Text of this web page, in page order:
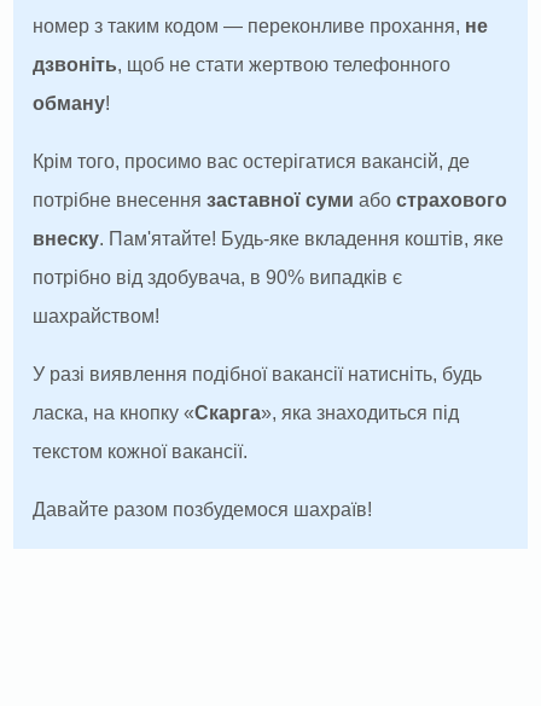
номер з таким кодом — переконливе прохання, не
дзвоніть, щоб не стати жертвою телефонного
обману!
Крім того, просимо вас остерігатися вакансій, де
потрібне внесеннязаставної суми абострахового
внеску. Пам'ятайте! Будь-яке вкладення коштів, яке
потрібно від здобувача, в 90% випадків є
шахрайством!
У разі виявлення подібної вакансії натисніть, будь
ласка, на кнопку «Скарга», яка знаходиться під
текстом кожної вакансії.
Давайте разом позбудемося шахраїв!